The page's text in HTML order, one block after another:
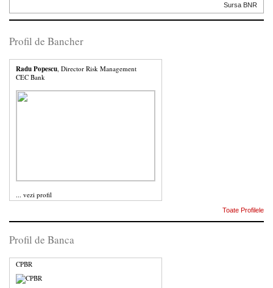
Sursa BNR
Profil de Bancher
Radu Popescu , Director Risk Management
CEC Bank
... vezi profil
Toate Profilele
Profil de Banca
CPBR